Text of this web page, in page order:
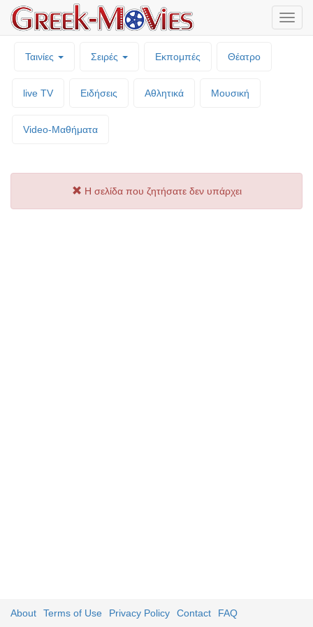
Ταινίες Σειρές Εκπομπές Θέατρο
live TV Ειδήσεις Αθλητικά Μουσική
Video-Mαθήματα
Η σελίδα που ζητήσατε δεν υπάρχει
About Terms of Use Privacy Policy Contact FAQ